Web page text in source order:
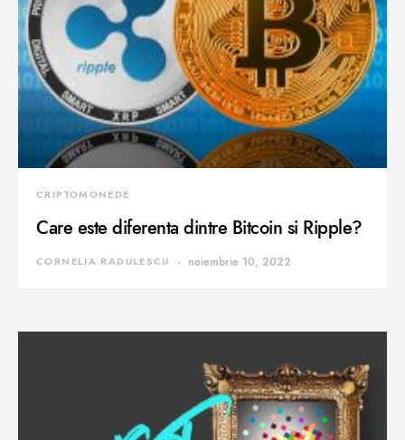
CRIPTOMONEDE
Care este diferenta dintre Bitcoin si Ripple?
CORNELIA RADULESCU noiembrie 10, 2022